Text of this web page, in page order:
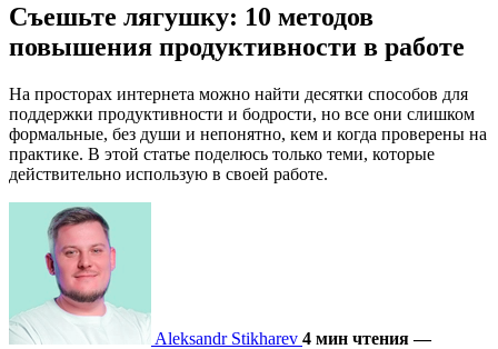
Съешьте лягушку: 10 методов
повышения продуктивности в работе
На просторах интернета можно найти десятки способов для
поддержки продуктивности и бодрости, но все они слишком
формальные, без души и непонятно, кем и когда проверены на
практике. В этой статье поделюсь только теми, которые
действительно использую в своей работе.
Aleksandr Stikharev 4 мин чтения —